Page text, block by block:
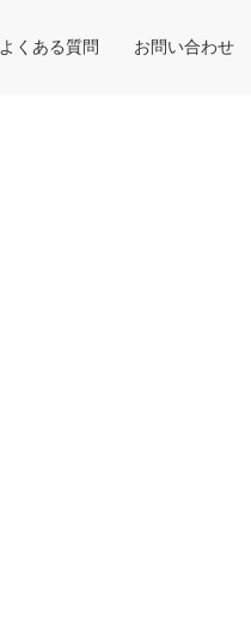
よくある質問 お問い合わせ